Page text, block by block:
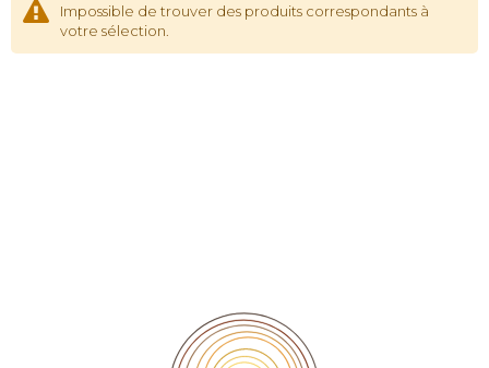
Impossible de trouver des produits correspondants à
votre sélection.